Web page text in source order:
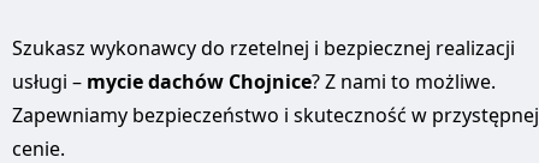
Szukasz wykonawcy do rzetelnej i bezpiecznej realizacji
usługi – mycie dachów Chojnice? Z nami to możliwe.
Zapewniamy bezpieczeństwo i skuteczność w przystępnej
cenie.